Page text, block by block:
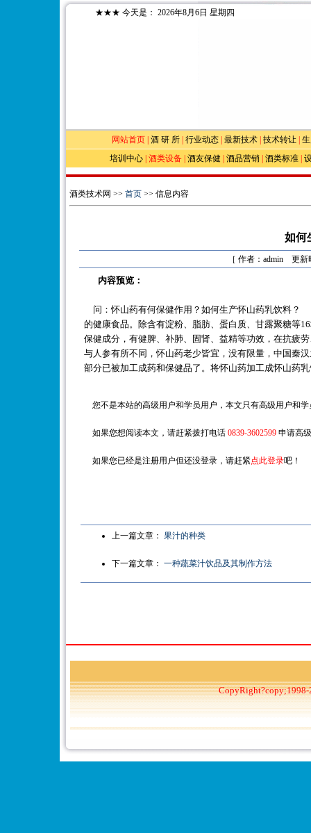
★★★ 今天是： 2026年8月6日 星期四
网站首页 酒 研 所 行业动态 最新技术 技术转让
培训中心 酒类设备 酒友保健 酒品营销 酒类标准
酒类技术网 >> 首页 >> 信息内容
如何
［ 作者：admin 更
内容预览：
问：怀山药有何保健作用？如何生产怀山药乳饮
的健康食品。除含有淀粉、脂肪、蛋白质、甘露聚糖等
保健成分，有健脾、补肺、固肾、益精等功效，在抗疲
与人参有所不同，怀山药老少皆宜，没有限量，中国秦
部分已被加工成药和保健品了。将怀山药加工成怀山
您不是本站的高级用户和学员用户，本文只有高级用户和
如果您想阅读本文，请赶紧拨打电话 0839-3602599 申请高
如果您已经是注册用户但还没登录，请赶紧点此登录吧！
上一篇文章： 果汁的种类
下一篇文章： 一种蔬菜汁饮品及其制作方法
CopyRight?copy;1998-